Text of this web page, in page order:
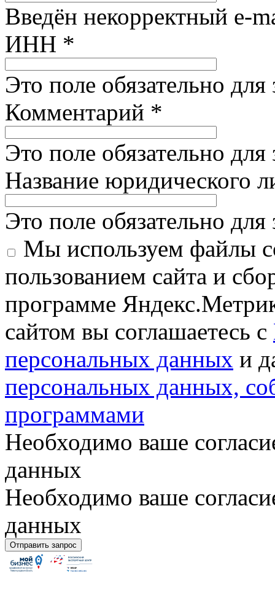
Введён некорректный e-
ИНН *
Это поле обязательно для
Комментарий *
Это поле обязательно для
Название юридического
Это поле обязательно для
Мы используем файлы
пользованием сайта и
программе
сайтом вы соглашаетесь с
персональных данных и
персональных данных,
программами
Необходимо ваше
данных
Необходимо ваше
данных